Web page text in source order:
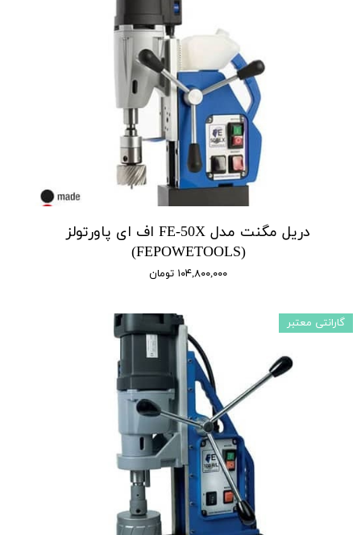
دریل مگنت مدل FE-50X اف ای پاورتولز
(FEPOWETOOLS)
۱۰۴,۸۰۰,۰۰۰ تومان
گارانتی معتبر